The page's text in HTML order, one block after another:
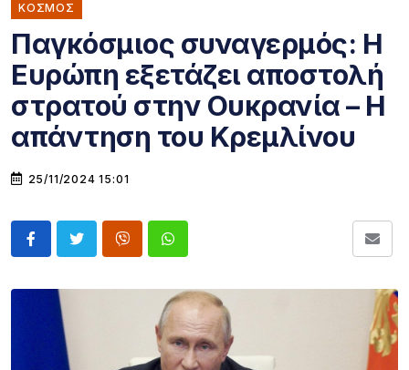
ΚΌΣΜΟΣ
Παγκόσμιος συναγερμός: Η
Ευρώπη εξετάζει αποστολή
στρατού στην Ουκρανία – Η
απάντηση του Κρεμλίνου
25/11/2024 15:01